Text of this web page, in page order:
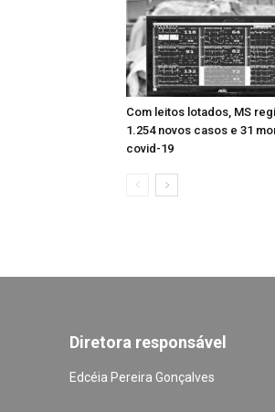
Com leitos lotados, MS
1.254 novos casos e 31
covid-19
Diretora responsável
Edcéia Pereira Gonçalves